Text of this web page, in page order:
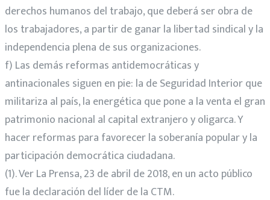
derechos humanos del trabajo, que deberá ser obra de
los trabajadores, a partir de ganar la libertad sindical y la
independencia plena de sus organizaciones.
f) Las demás reformas antidemocráticas y
antinacionales siguen en pie: la de Seguridad Interior que
militariza al país, la energética que pone a la venta el gran
patrimonio nacional al capital extranjero y oligarca. Y
hacer reformas para favorecer la soberanía popular y la
participación democrática ciudadana.
(1). Ver La Prensa, 23 de abril de 2018, en un acto público
fue la declaración del líder de la CTM.